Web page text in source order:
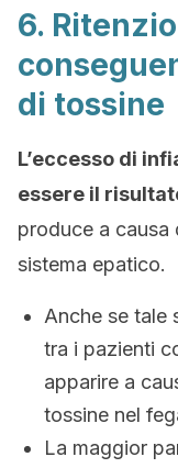
6.
di tossine
L’eccesso di
essere il
produce a
sistema epatico.
Anche se tale
tra i pazienti
apparire a
tossine nel
La maggior